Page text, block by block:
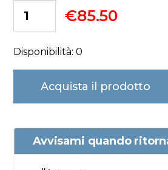
€85.50
Disponibilità: 0
Acquista il prodotto
Avvisami quando